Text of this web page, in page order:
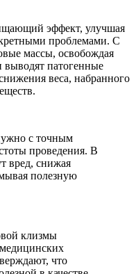
эффект, улучшая
проблемами. С
массы, освобождая
патогенные
веса, набранного
с точным
проведения. В
вред, снижая
полезную
клизмы
что